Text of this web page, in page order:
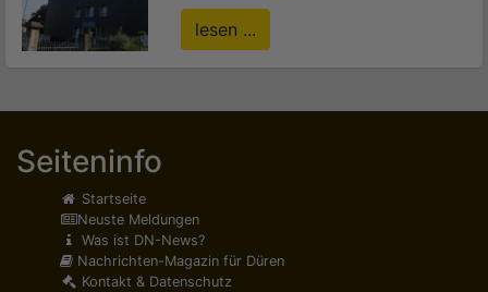
lesen ...
Seiteninfo
Startseite
Neuste Meldungen
Was ist DN-News?
Nachrichten-Magazin für Düren
Kontakt & Datenschutz